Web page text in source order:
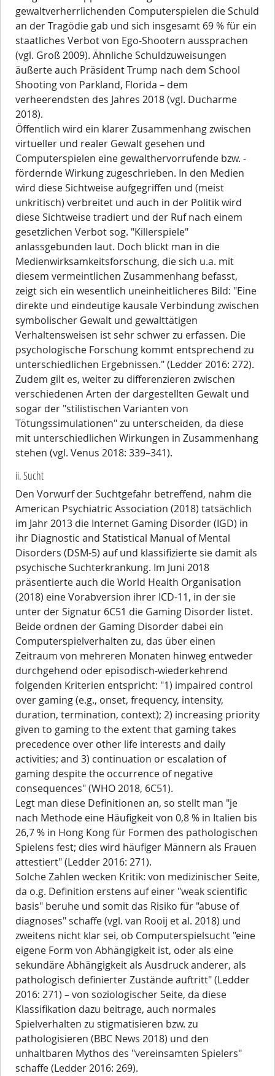
gewaltverherrlichenden Computerspielen die Schuld
an der Tragödie gab und sich insgesamt 69 % für ein
staatliches Verbot von Ego-Shootern aussprachen
(vgl. Groß 2009). Ähnliche Schuldzuweisungen
äußerte auch Präsident Trump nach dem School
Shooting von Parkland, Florida – dem
verheerendsten des Jahres 2018 (vgl. Ducharme
2018).
Öffentlich wird ein klarer Zusammenhang zwischen
virtueller und realer Gewalt gesehen und
Computerspielen eine gewalthervorrufende bzw. -
fördernde Wirkung zugeschrieben. In den Medien
wird diese Sichtweise aufgegriffen und (meist
unkritisch) verbreitet und auch in der Politik wird
diese Sichtweise tradiert und der Ruf nach einem
gesetzlichen Verbot sog. "Killerspiele"
anlassgebunden laut. Doch blickt man in die
Medienwirksamkeitsforschung, die sich u.a. mit
diesem vermeintlichen Zusammenhang befasst,
zeigt sich ein wesentlich uneinheitlicheres Bild: "Eine
direkte und eindeutige kausale Verbindung zwischen
symbolischer Gewalt und gewalttätigen
Verhaltensweisen ist sehr schwer zu erfassen. Die
psychologische Forschung kommt entsprechend zu
unterschiedlichen Ergebnissen." (Ledder 2016: 272).
Zudem gilt es, weiter zu differenzieren zwischen
verschiedenen Arten der dargestellten Gewalt und
sogar der "stilistischen Varianten von
Tötungssimulationen" zu unterscheiden, da diese
mit unterschiedlichen Wirkungen in Zusammenhang
stehen (vgl. Venus 2018: 339–341).
ii. Sucht
Den Vorwurf der Suchtgefahr betreffend, nahm die
American Psychiatric Association (2018) tatsächlich
im Jahr 2013 die Internet Gaming Disorder (IGD) in
ihr Diagnostic and Statistical Manual of Mental
Disorders (DSM-5) auf und klassifizierte sie damit als
psychische Suchterkrankung. Im Juni 2018
präsentierte auch die World Health Organisation
(2018) eine Vorabversion ihrer ICD-11, in der sie
unter der Signatur 6C51 die Gaming Disorder listet.
Beide ordnen der Gaming Disorder dabei ein
Computerspielverhalten zu, das über einen
Zeitraum von mehreren Monaten hinweg entweder
durchgehend oder episodisch-wiederkehrend
folgenden Kriterien entspricht: "1) impaired control
over gaming (e.g., onset, frequency, intensity,
duration, termination, context); 2) increasing priority
given to gaming to the extent that gaming takes
precedence over other life interests and daily
activities; and 3) continuation or escalation of
gaming despite the occurrence of negative
consequences" (WHO 2018, 6C51).
Legt man diese Definitionen an, so stellt man "je
nach Methode eine Häufigkeit von 0,8 % in Italien bis
26,7 % in Hong Kong für Formen des pathologischen
Spielens fest; dies wird häufiger Männern als Frauen
attestiert" (Ledder 2016: 271).
Solche Zahlen wecken Kritik: von medizinischer Seite,
da o.g. Definition erstens auf einer "weak scientific
basis" beruhe und somit das Risiko für "abuse of
diagnoses" schaffe (vgl. van Rooij et al. 2018) und
zweitens nicht klar sei, ob Computerspielsucht "eine
eigene Form von Abhängigkeit ist, oder als eine
sekundäre Abhängigkeit als Ausdruck anderer, als
pathologisch definierter Zustände auftritt" (Ledder
2016: 271) – von soziologischer Seite, da diese
Klassifikation dazu beitrage, auch normales
Spielverhalten zu stigmatisieren bzw. zu
pathologisieren (BBC News 2018) und den
unhaltbaren Mythos des "vereinsamten Spielers"
schaffe (Ledder 2016: 269).